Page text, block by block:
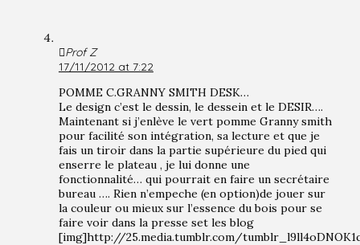
Prof Z
17/11/2012 at 7:22
POMME C.GRANNY SMITH DESK…
Le design c’est le dessin, le dessein et le DESIR….
Maintenant si j’enlève le vert pomme Granny smith
pour facilité son intégration, sa lecture et que je
fais un tiroir dans la partie supérieure du pied qui
enserre le plateau , je lui donne une
fonctionnalité… qui pourrait en faire un secrétaire
bureau …. Rien n’empeche (en option)de jouer sur
la couleur ou mieux sur l’essence du bois pour se
faire voir dans la presse set les blog
[img]http://25.media.tumblr.com/